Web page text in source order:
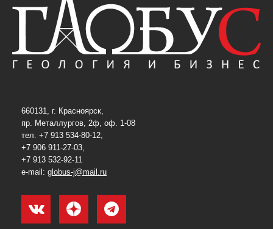
660131, г. Красноярск,
пр. Металлургов, 2ф, оф. 1-08
тел. +7 913 534-80-12,
+7 906 911-27-03,
+7 913 532-92-11
e-mail: globus-j@mail.ru